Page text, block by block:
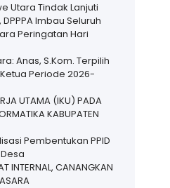
Utara Tindak Lanjuti
Imbau Seluruh
Peringatan Hari
Anas, S.Kom. Terpilih
Periode 2026-
UTAMA (IKU) PADA
KABUPATEN
Pembentukan PPID
INTERNAL, CANANGKAN